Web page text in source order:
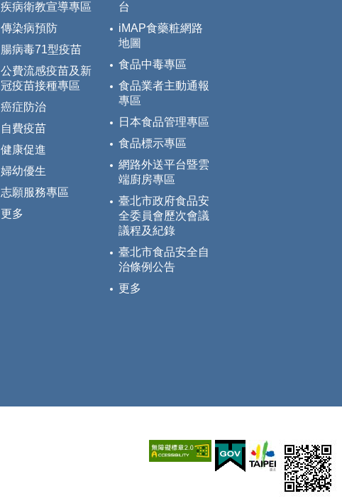
疾病衛教宣導專區
傳染病預防
腸病毒71型疫苗
公費流感疫苗及新
冠疫苗接種專區
癌症防治
自費疫苗
健康促進
婦幼優生
志願服務專區
更多
台
iMAP食藥粧網路
地圖
食品中毒專區
食品業者主動通報
專區
日本食品管理專區
食品標示專區
網路外送平台暨雲
端廚房專區
臺北市政府食品安
全委員會歷次會議
議程及紀錄
臺北市食品安全自
治條例公告
更多